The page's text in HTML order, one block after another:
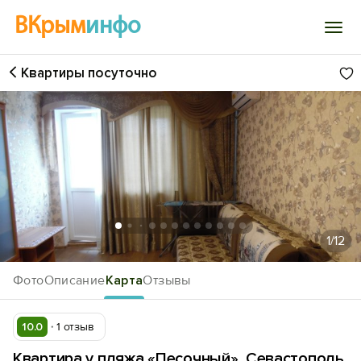
ВКрыминфо
Войти
Избранное
История просмотра
Добавить свой объект
ФотоОписаниеКартаОтзывы
Квартиры посуточно
1/12
10.0 1 отзыв